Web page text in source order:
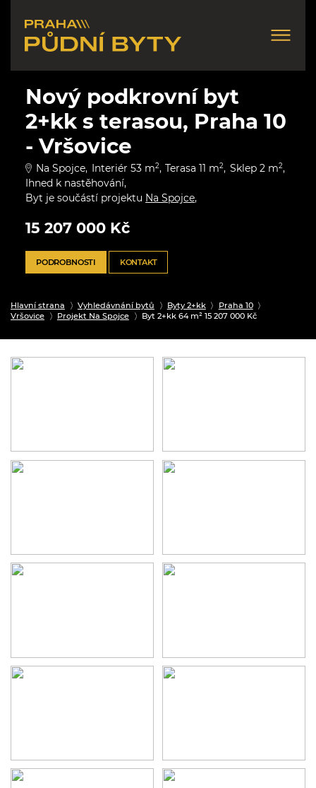
Hlavní strana Vyhledávnání bytů Byty 2+kk
Praha 10
Vršovice
Projekt Na Spojce Byt 2+kk 64 m² 15 207 000 Kč
Nový podkrovní byt
2+kk s terasou, Praha 10
- Vršovice
Na Spojce Interiér 53 m2 Terasa 11 m2 Sklep 2 m2
Ihned k nastěhování
Byt je součástí projektu Na Spojce
15 207 000 Kč
PODROBNOSTI KONTAKT